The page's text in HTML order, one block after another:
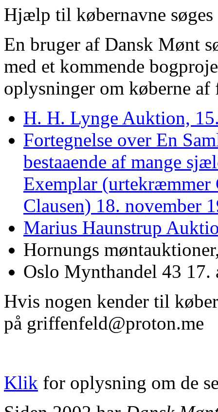
Hjælp til købernavne søges
En bruger af Dansk Mønt
med et kommende
oplysninger om køberne af
H. H. Lynge Auktion,
Fortegnelse over En
bestaaende af mange
Exemplar (urtekræmmer
Clausen) 18. november
Marius Haunstrup
Hornungs
Oslo Mynthandel 43
Hvis nogen kender til
på griffenfeld@proton.me
Klik for oplysning om de